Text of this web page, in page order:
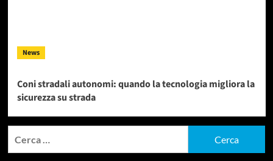
News
Coni stradali autonomi: quando la tecnologia migliora la
sicurezza su strada